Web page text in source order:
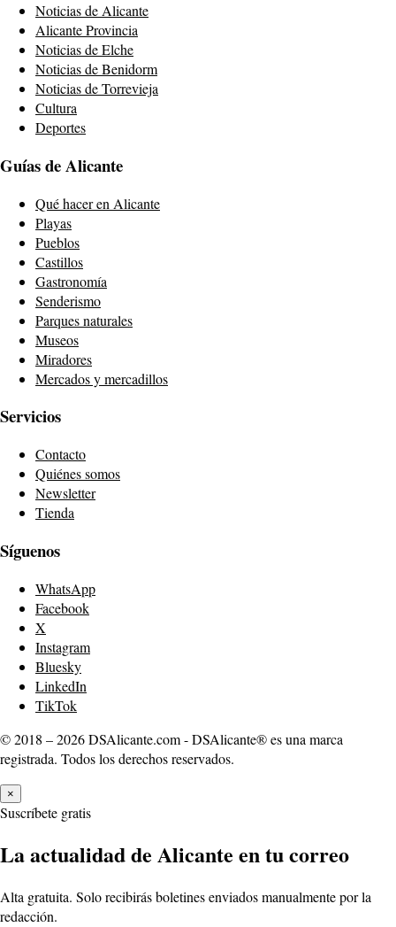
Noticias de Alicante
Alicante Provincia
Noticias de Elche
Noticias de Benidorm
Noticias de Torrevieja
Cultura
Deportes
Guías de Alicante
Qué hacer en Alicante
Playas
Pueblos
Castillos
Gastronomía
Senderismo
Parques naturales
Museos
Miradores
Mercados y mercadillos
Servicios
Contacto
Quiénes somos
Newsletter
Tienda
Síguenos
WhatsApp
Facebook
X
Instagram
Bluesky
LinkedIn
TikTok
© 2018 – 2026 DSAlicante.com - DSAlicante® es una marca
registrada. Todos los derechos reservados.
×
Suscríbete gratis
La actualidad de Alicante en tu correo
Alta gratuita. Solo recibirás boletines enviados manualmente por la
redacción.